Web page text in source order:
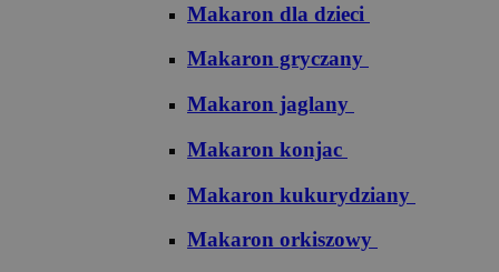
Makaron dla dzieci
Makaron gryczany
Makaron jaglany
Makaron konjac
Makaron kukurydziany
Makaron orkiszowy